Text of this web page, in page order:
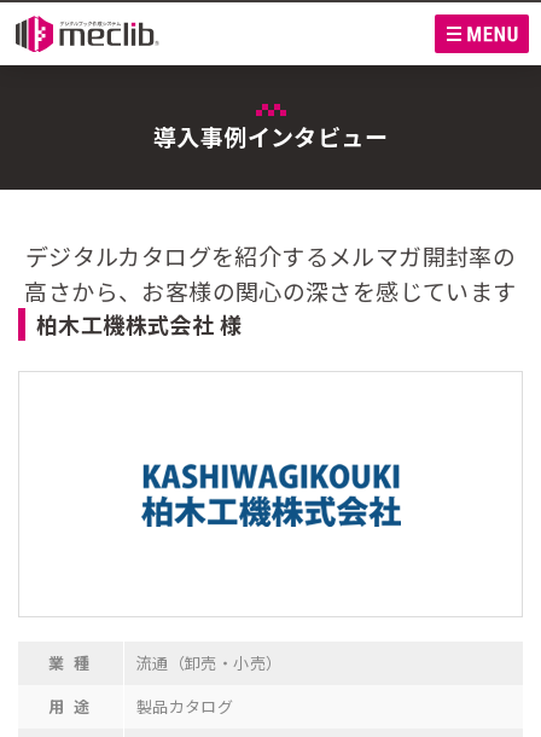
導入事例インタビュー
デジタルカタログを紹介するメルマガ開封率の
高さから、お客様の関心の深さを感じています
柏木工機株式会社 様
業 種
流通（卸売・小売）
用 途
製品カタログ